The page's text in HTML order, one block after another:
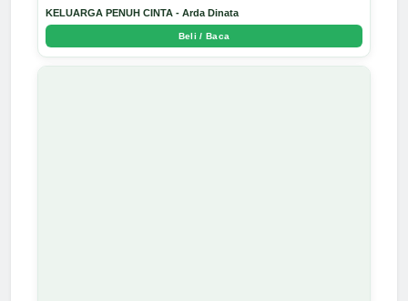
KELUARGA PENUH CINTA - Arda Dinata
Beli / Baca